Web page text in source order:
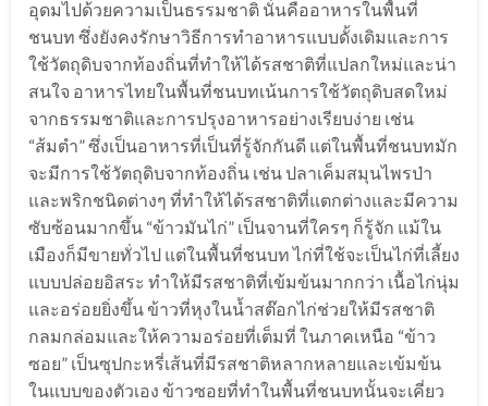
อุดมไปด้วยความเป็นธรรมชาติ นั่นคืออาหารในพื้นที่
ชนบท ซึ่งยังคงรักษาวิธีการทำอาหารแบบดั้งเดิมและการ
ใช้วัตถุดิบจากท้องถิ่นที่ทำให้ได้รสชาติที่แปลกใหม่และน่า
สนใจ อาหารไทยในพื้นที่ชนบทเน้นการใช้วัตถุดิบสดใหม่
จากธรรมชาติและการปรุงอาหารอย่างเรียบง่าย เช่น
“ส้มตำ” ซึ่งเป็นอาหารที่เป็นที่รู้จักกันดี แต่ในพื้นที่ชนบทมัก
จะมีการใช้วัตถุดิบจากท้องถิ่น เช่น ปลาเค็มสมุนไพรป่า
และพริกชนิดต่างๆ ที่ทำให้ได้รสชาติที่แตกต่างและมีความ
ซับซ้อนมากขึ้น “ข้าวมันไก่” เป็นจานที่ใครๆ ก็รู้จัก แม้ใน
เมืองก็มีขายทั่วไป แต่ในพื้นที่ชนบท ไก่ที่ใช้จะเป็นไก่ที่เลี้ยง
แบบปล่อยอิสระ ทำให้มีรสชาติที่เข้มข้นมากกว่า เนื้อไก่นุ่ม
และอร่อยยิ่งขึ้น ข้าวที่หุงในน้ำสต๊อกไก่ช่วยให้มีรสชาติ
กลมกล่อมและให้ความอร่อยที่เต็มที่ ในภาคเหนือ “ข้าว
ซอย” เป็นซุปกะหรี่เส้นที่มีรสชาติหลากหลายและเข้มข้น
ในแบบของตัวเอง ข้าวซอยที่ทำในพื้นที่ชนบทนั้นจะเคี่ยว